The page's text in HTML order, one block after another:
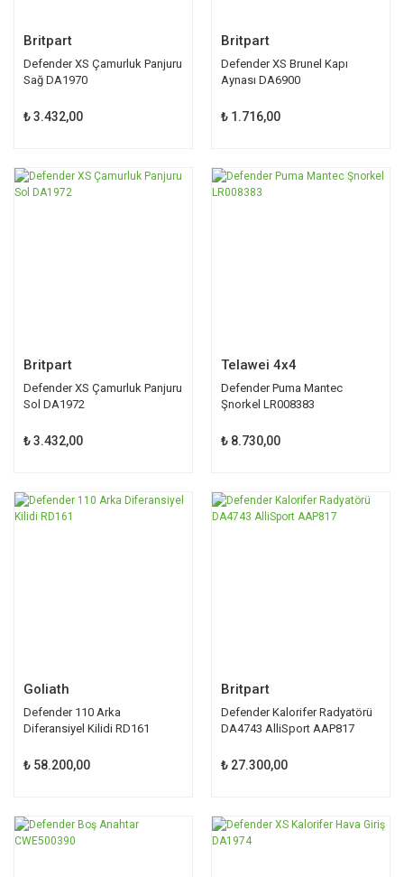
Britpart
Defender XS Çamurluk Panjuru
Sağ DA1970
₺ 3.432,00
Britpart
Defender XS Brunel Kapı
Aynası DA6900
₺ 1.716,00
Britpart
Defender XS Çamurluk Panjuru
Sol DA1972
₺ 3.432,00
Telawei 4x4
Defender Puma Mantec
Şnorkel LR008383
₺ 8.730,00
Goliath
Defender 110 Arka
Diferansiyel Kilidi RD161
₺ 58.200,00
Britpart
Defender Kalorifer Radyatörü
DA4743 AlliSport AAP817
₺ 27.300,00